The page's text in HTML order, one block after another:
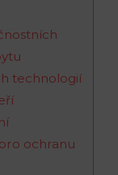
technologií
ochranu